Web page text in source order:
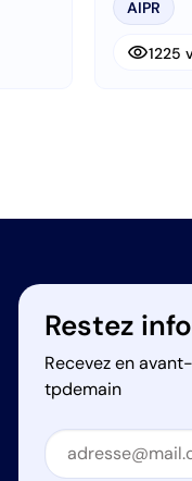
AIPR
visibility1225
Restez
Recevez en
tpdemain
Section